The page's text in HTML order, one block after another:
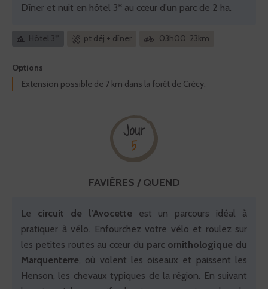
Dîner et nuit en hôtel 3* au cœur d'un parc de 2 ha.
Hôtel 3* pt déj + dîner 03h00 23km
Options
Extension possible de 7 km dans la forêt de Crécy.
Jour
5
FAVIÈRES / QUEND
Le circuit de l’Avocette est un parcours idéal à
pratiquer à vélo. Enfourchez votre vélo et roulez sur
les petites routes au cœur du parc ornithologique du
Marquenterre, où volent les oiseaux et paissent les
Henson, les chevaux typiques de la région. En suivant